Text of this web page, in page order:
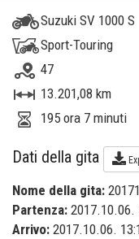
Suzuki SV 1000 S
Sport-Touring
47
13.201,08 km
195 ora 7 minuti
Dati della gita
Nome della gita:
Partenza: 2017.10.06.
Arrivo: 2017.10.06.